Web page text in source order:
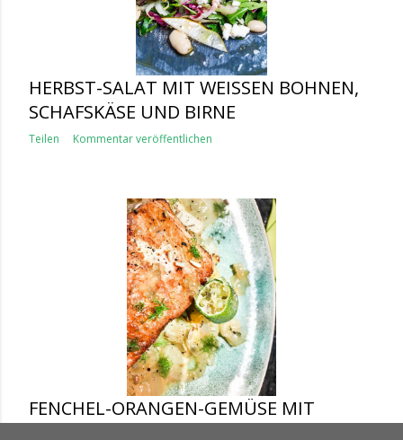
HERBST-SALAT MIT WEISSEN BOHNEN, S
CHAFSKÄSE UND BIRNE
Teilen Kommentar veröffentlichen
FENCHEL-ORANGEN-GEMÜSE MIT